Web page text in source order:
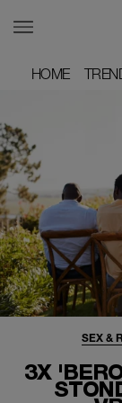
HOME
HOME
3X
SEX &